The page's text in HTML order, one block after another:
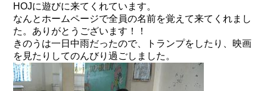
HOJに遊びに来てくれています。
なんとホームページで全員の名前を覚えて来てくれまし
た。ありがとうございます！！
きのうは一日中雨だったので、トランプをしたり、映画
を見たりしてのんびり過ごしました。